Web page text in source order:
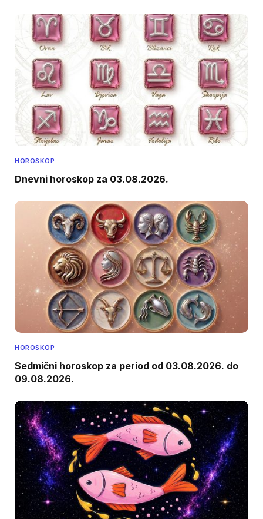
HOROSKOP
Dnevni horoskop za 03.08.2026.
HOROSKOP
Sedmični horoskop za period od 03.08.2026. do
09.08.2026.